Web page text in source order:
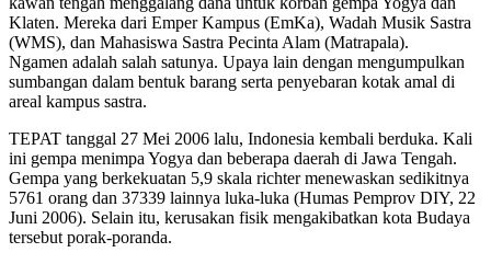
Klaten. Mereka dari Emper Kampus (EmKa), Wadah Musik Sastra
(WMS), dan Mahasiswa Sastra Pecinta Alam (Matrapala).
Ngamen adalah salah satunya. Upaya lain dengan mengumpulkan
sumbangan dalam bentuk barang serta penyebaran kotak amal di
areal kampus sastra.
TEPAT tanggal 27 Mei 2006 lalu, Indonesia kembali berduka. Kali
ini gempa menimpa Yogya dan beberapa daerah di Jawa Tengah.
Gempa yang berkekuatan 5,9 skala richter menewaskan sedikitnya
5761 orang dan 37339 lainnya luka-luka (Humas Pemprov DIY, 22
Juni 2006). Selain itu, kerusakan fisik mengakibatkan kota Budaya
tersebut porak-poranda.